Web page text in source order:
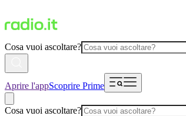
Cosa vuoi ascoltare?
Aprire l'appScoprire Prime
Cosa vuoi ascoltare?